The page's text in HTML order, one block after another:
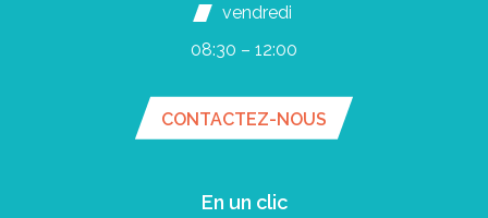
vendredi
08:30 – 12:00
CONTACTEZ-NOUS
En un clic